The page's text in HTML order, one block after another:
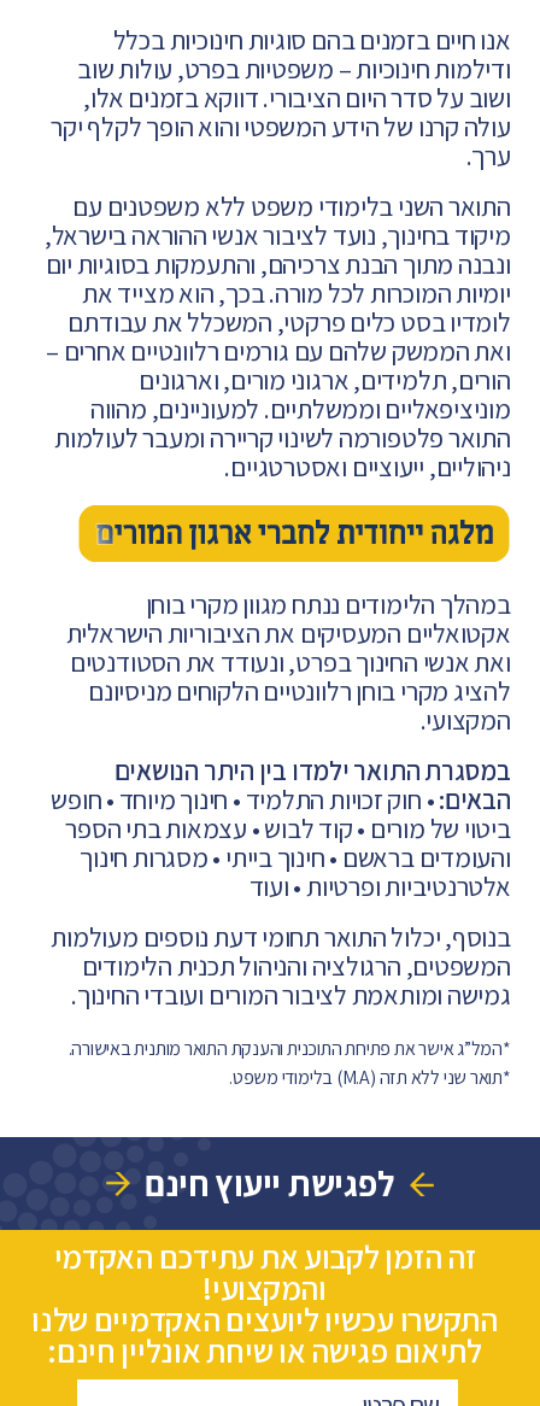
אנו חיים בזמנים בהם סוגיות חינוכיות בכלל
ודילמות חינוכיות – משפטיות בפרט, עולות שוב
ושוב על סדר היום הציבורי.דווקא בזמנים אלו,
עולה קרנו של הידע המשפטי והוא הופך לקלף יקר
ערך.
התואר השני בלימודי משפט ללא משפטנים עם
מיקוד בחינוך, נועד לציבור אנשי ההוראה בישראל,
ונבנה מתוך הבנת צרכיהם, והתעמקות בסוגיות יום
יומיות המוכרות לכל מורה.בכך, הוא מצייד את
לומדיו בסט כלים פרקטי, המשכלל את עבודתם
ואת הממשק שלהם עם גורמים רלוונטיים אחרים –
הורים, תלמידים, ארגוני מורים, וארגונים
מוניציפאליים וממשלתיים. למעוניינים, מהווה
התואר פלטפורמה לשינוי קריירה ומעבר לעולמות
ניהוליים, ייעוציים ואסטרטגיים.
במהלך הלימודים ננתח מגוון מקרי בוחן
אקטואליים המעסיקים את הציבוריות הישראלית
ואת אנשי החינוך בפרט, ונעודד את הסטודנטים
להציג מקרי בוחן רלוונטיים הלקוחים מניסיונם
המקצועי.
במסגרת התואר ילמדו בין היתר הנושאים
הבאים:• חוק זכויות התלמיד • חינוך מיוחד • חופש
ביטוי של מורים • קוד לבוש• עצמאות בתי הספר
והעומדים בראשם • חינוך בייתי • מסגרות חינוך
אלטרנטיביות ופרטיות• ועוד
בנוסף, יכלול התואר תחומי דעת נוספים מעולמות
המשפטים, הרגולציה והניהול תכנית הלימודים
גמישה ומותאמת לציבור המורים ועובדי החינוך.
*המל”ג אישר את פתיחת התוכנית והענקת התואר מותנית באישורה.
*תואר שני ללא תזה (M.A) בלימודי משפט.
לפגישת ייעוץ חינם
זה הזמן לקבוע את עתידכם האקדמי
והמקצועי!
התקשרו עכשיו ליועצים האקדמיים שלנו
לתיאום פגישה או שיחת אונליין חינם: